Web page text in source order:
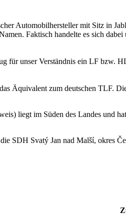
Automobilhersteller mit Sitz in
Faktisch handelte es sich
für unser Verständnis ein LF bzw.
Äquivalent zum deutschen TLF.
liegt im Süden des Landes und
SDH Svatý Jan nad Malší, okres